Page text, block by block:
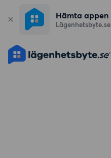
Hämta appen
Lägenhetsbyte.se